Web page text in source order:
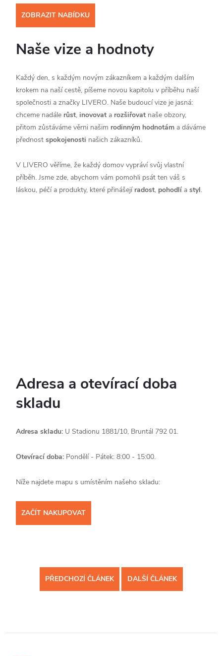
ZOBRAZIT NABÍDKU
Naše vize a hodnoty
Každý den, s každým novým zákazníkem a každým dalším
krokem na naší cestě, píšeme novou kapitolu v příběhu naší
společnosti a značky LIVERO. Naše budoucí vize je jasná:
chceme nadále růst, inovovat a rozšiřovat naše obzory,
přitom zůstáváme věrni našim rodinným hodnotám a dáváme
přednost spokojenosti našich zákazníků.
V LIVERO věříme, že každý domov vypráví svůj vlastní
příběh. Jsme zde, abychom vám pomohli psát ten váš s
láskou, péčí a produkty, které přinášejí radost, pohodlí a styl.
Adresa a otevírací doba
skladu
Adresa skladu: U Stadionu 1881/10, Bruntál 792 01.
Otevírací doba: Pondělí - Pátek: 8:00 - 15:00.
Níže najdete mapu s umístěním našeho skladu:
ZAČÍT NAKUPOVAT
PŘEDCHOZÍ ČLÁNEK DALŠÍ ČLÁNEK